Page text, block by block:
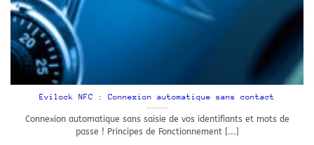
Evilock NFC : Connexion automatique sans contact
Connexion automatique sans saisie de vos identifiants et mots de
passe ! Principes de Fonctionnement [...]